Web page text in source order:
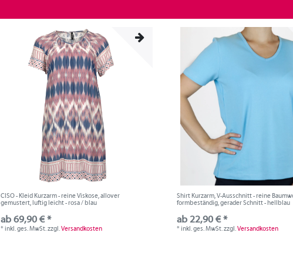
CISO - Kleid Kurzarm - reine Viskose, allover
gemustert, luftig leicht - rosa / blau
ab 69,90 € *
*inkl. ges. MwSt.zzgl.Versandkosten
Shirt Kurzarm, V-Ausschnitt - reine
formbeständig, gerader Schnitt - hellblau
ab 22,90 € *
*inkl. ges. MwSt.zzgl.Versandkosten